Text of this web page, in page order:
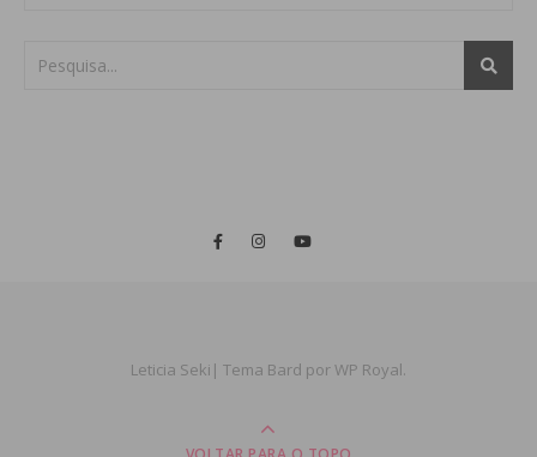
Leticia Seki| Tema Bard porWP Royal.